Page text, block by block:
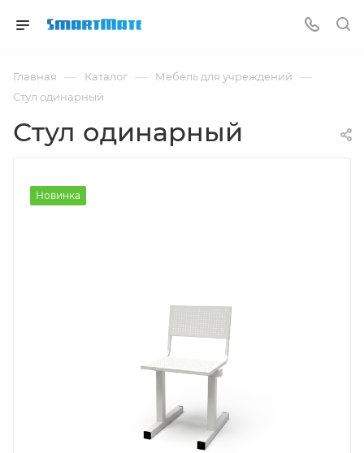
Главная — Каталог — Мебель для учреждений —
Стул одинарный
Стул одинарный
Новинка